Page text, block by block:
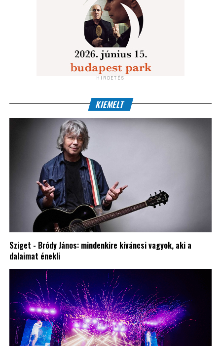
HIRDETÉS
KIEMELT
Sziget - Bródy János: mindenkire kíváncsi vagyok, aki a
dalaimat énekli